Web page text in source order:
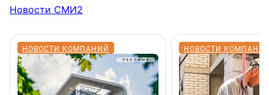
Новости СМИ2
НОВОСТИ КОМПАНИЙ НОВОСТИ